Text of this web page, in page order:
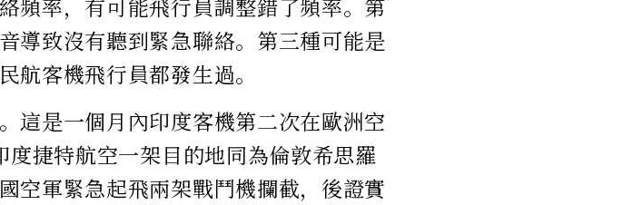
頻率，有可能飛行員調整錯了頻率。第
導致沒有聽到緊急聯絡。第三種可能是
航客機飛行員都發生過。
這是一個月內印度客機第二次在歐洲空
捷特航空一架目的地同為倫敦希思羅
空軍緊急起飛兩架戰鬥機攔截，後證實